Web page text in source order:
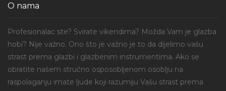
O nama
Profesionalac ste? Svirate vikendima? Možda Vam je glazba
hobi? Nije važno. Ono što je važno je to da dijelimo vašu
strast prema glazbi i glazbenim instrumentima. Ako se
obratite našem stručno osposobljenom osoblju na
raspolaganju imate ljude koji razumiju Vašu strast prema